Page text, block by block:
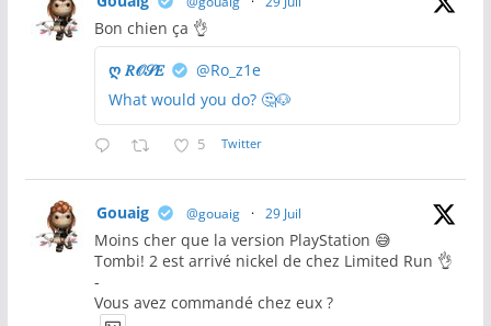
Bon chien ça 👌
ღ 𝑅𝒪𝒮𝐸
@Ro_z1e
What would you do? 🤔🐶
5 Twitter
Gouaig @gouaig · 29 Juil
Moins cher que la version PlayStation 😅
Tombi! 2 est arrivé nickel de chez Limited Run 👌
-
Vous avez commandé chez eux ?